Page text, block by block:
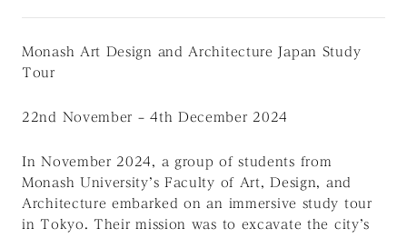
Monash Art Design and Architecture Japan Study
Tour
22nd November – 4th December 2024
In November 2024, a group of students from
Monash University’s Faculty of Art, Design, and
Architecture embarked on an immersive study tour
in Tokyo. Their mission was to excavate the city’s